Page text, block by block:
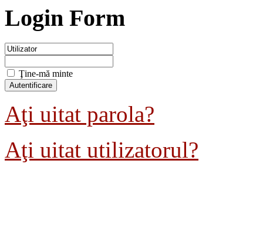
Login Form
Ţine-mă minte
Aţi uitat parola?
Aţi uitat utilizatorul?